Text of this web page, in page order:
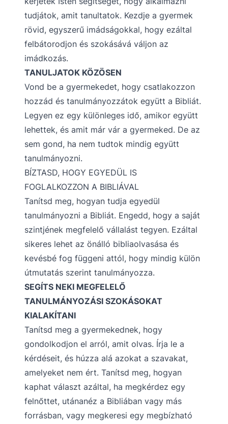
tudjátok, amit tanultatok. Kezdje a gyermek
rövid, egyszerű imádságokkal, hogy ezáltal
felbátorodjon és szokásává váljon az
imádkozás.
TANULJATOK KÖZÖSEN
Vond be a gyermekedet, hogy csatlakozzon
hozzád és tanulmányozzátok együtt a Bibliát.
Legyen ez egy különleges idő, amikor együtt
lehettek, és amit már vár a gyermeked. De az
sem gond, ha nem tudtok mindig együtt
tanulmányozni.
BÍZTASD, HOGY EGYEDÜL IS
FOGLALKOZZON A BIBLIÁVAL
Tanítsd meg, hogyan tudja egyedül
tanulmányozni a Bibliát. Engedd, hogy a saját
szintjének megfelelő vállalást tegyen. Ezáltal
sikeres lehet az önálló bibliaolvasása és
kevésbé fog függeni attól, hogy mindig külön
útmutatás szerint tanulmányozza.
SEGÍTS NEKI MEGFELELŐ
TANULMÁNYOZÁSI SZOKÁSOKAT
KIALAKÍTANI
Tanítsd meg a gyermekednek, hogy
gondolkodjon el arról, amit olvas. Írja le a
kérdéseit, és húzza alá azokat a szavakat,
amelyeket nem ért. Tanítsd meg, hogyan
kaphat választ azáltal, ha megkérdez egy
felnőttet, utánanéz a Bibliában vagy más
forrásban, vagy megkeresi egy megbízható